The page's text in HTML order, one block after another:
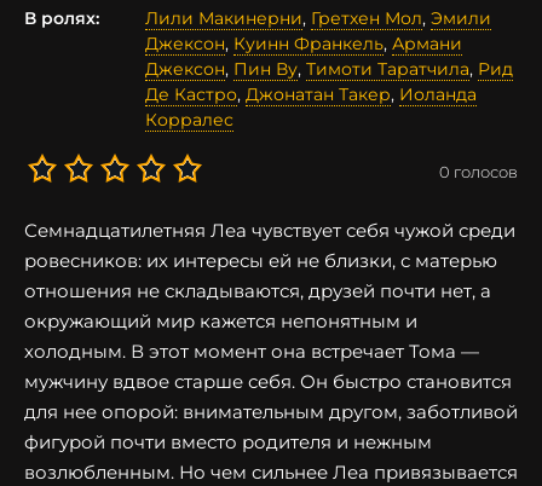
В ролях:
Лили Макинерни, Гретхен Мол, Эмили
Джексон, Куинн Франкель, Армани
Джексон, Пин Ву, Тимоти Таратчила, Рид
Де Кастро, Джонатан Такер, Иоланда
Корралес
0 голосов
Семнадцатилетняя Леа чувствует себя чужой среди
ровесников: их интересы ей не близки, с матерью
отношения не складываются, друзей почти нет, а
окружающий мир кажется непонятным и
холодным. В этот момент она встречает Тома —
мужчину вдвое старше себя. Он быстро становится
для нее опорой: внимательным другом, заботливой
фигурой почти вместо родителя и нежным
возлюбленным. Но чем сильнее Леа привязывается